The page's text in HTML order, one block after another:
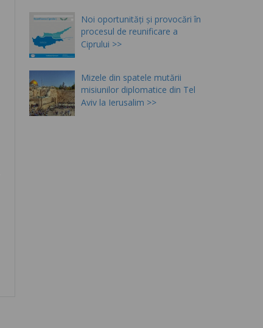
Noi oportunități și provocări în
procesul de reunificare a
Ciprului
Mizele din spatele mutării
misiunilor diplomatice din Tel
Aviv la Ierusalim